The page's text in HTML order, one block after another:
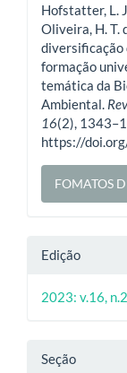
artigo
Hofstatter, L.
Oliveira, H. T.
diversificação
formação
temática da
Ambiental.
16(2),
https://
FOMATOS
Edição
2023: v.16,
Seção